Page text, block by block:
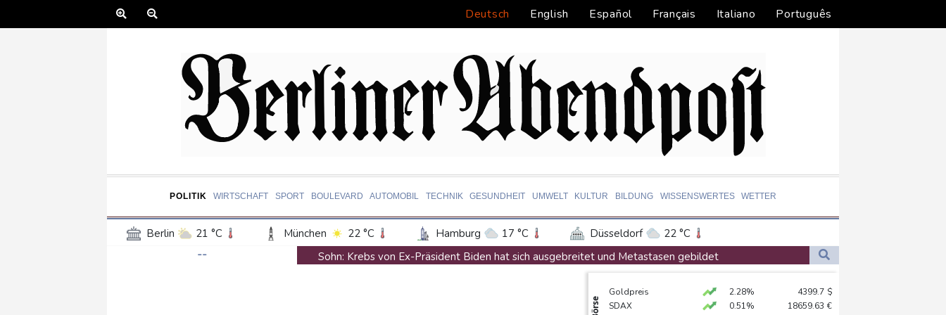
Deutsch English Español Français Italiano Português
POLITIK WIRTSCHAFT SPORT BOULEVARD AUTOMOBIL TECHNIK GESUNDHEIT UMWELT KULTUR BILDUNG WISSENSWERTES WETTER
Berlin 21 °C München 22 °C Hamburg 17 °C Düsseldorf
22 °C
Frankfurt am Main
Potsdam 17 °C Leipzig 20 °C Dortmund
22 °C
Bremen
Wien
22 °C
--
Sohn: Krebs von Ex-Präsident Biden hat sich ausgebreitet und Metastasen gebildet
Trauerflor und Schweigeminute: Inter Miami trauert mit Messi
Börse
Goldpreis 2.28% 4399.7 $
SDAX
0.51% 18659.63 €